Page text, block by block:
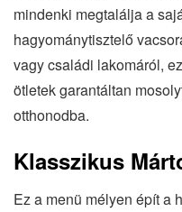
mindenki megtalálja a
hagyománytisztelő
vagy családi lakomáról,
ötletek garantáltan
otthonodba.
Klasszikus
Ez a menü mélyen épít a